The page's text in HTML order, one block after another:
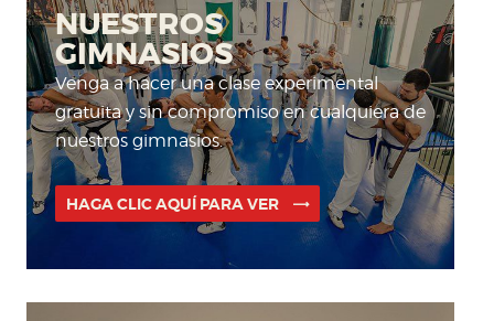
NUESTROS
GIMNASIOS
Venga a hacer una clase experimental
gratuita y sin compromiso en cualquiera de
nuestros gimnasios.
HAGA CLIC AQUÍ PARA VER